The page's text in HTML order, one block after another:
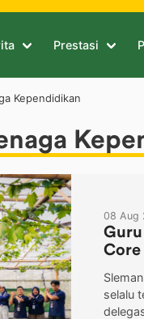
Prestasi
Kependidikan
08 Aug
Guru
Core
selalu